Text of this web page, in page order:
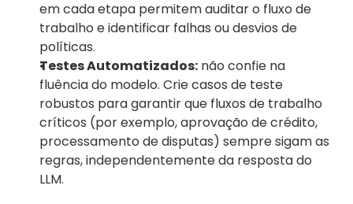
em cada etapa permitem auditar o fluxo de
trabalho e identificar falhas ou desvios de
políticas.
Testes Automatizados: não confie na
fluência do modelo. Crie casos de teste
robustos para garantir que fluxos de trabalho
críticos (por exemplo, aprovação de crédito,
processamento de disputas) sempre sigam as
regras, independentemente da resposta do
LLM.